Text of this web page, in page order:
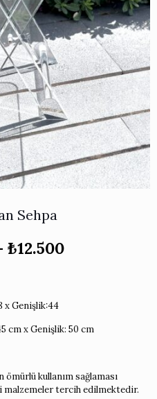
Sehpa
₺12.500Fiyat
x Genişlik:44
cm x Genişlik: 50 cm
ömürlü kullanım sağlaması
malzemeler tercih edilmektedir.
›
›
›
›
›